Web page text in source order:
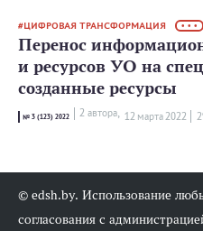
ЦИФРОВАЯ ТРАНСФОРМАЦИЯ • • •
Перенос
и ресурсов УО на
созданные ресурсы
№ 3 (123) 2022 2 автора, 12 мартa 2022
© edsh.by. Использование
согласования с